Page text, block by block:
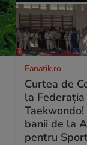
Fanatik.ro
Curtea de
la
banii de la
pentru